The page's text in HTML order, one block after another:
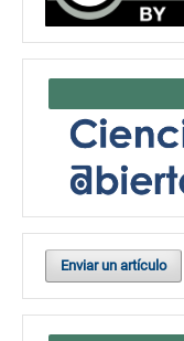
Enviar un artículo